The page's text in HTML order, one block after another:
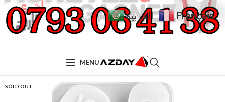
MENU
SOLD OUT
العربية Français